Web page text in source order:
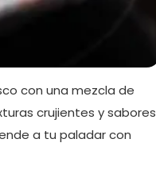
con una mezcla de
crujientes y sabores
a tu paladar con